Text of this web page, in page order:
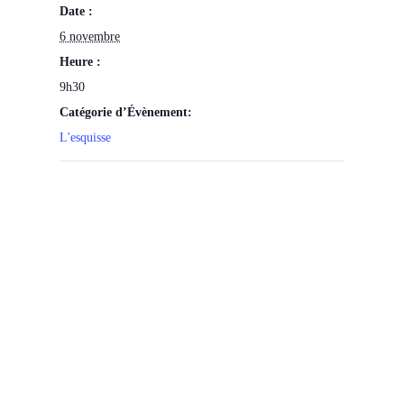
Date :
6 novembre
Heure :
9h30
Catégorie d’Évènement:
L'esquisse